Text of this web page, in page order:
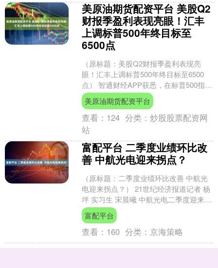
美原油期货配资平台 美股Q2
财报季盈利表现亮眼！汇丰
上调标普500年终目标至
6500点
（原标题：美股Q2财报季盈利表现亮
眼！汇丰上调标普500年终目标至6500
点） 智通财经APP获悉，在标普500指数
交出了强劲的第二季度盈利表现后，汇
丰将该行对....
美原油期货配资平台
查看： 124 分类：炒股股票配资网
站
富配平台 二季度业绩环比改
善 中航光电迎来拐点？
（原标题：二季度业绩环比改善 中航光
电迎来拐点？） 21世纪经济报道记者 杨
坪 实习生 宋晨曦 中航光电二季度迎来业
绩反转。 近日，国内特种防务连接器龙
头中航光....
富配平台
查看： 160 分类： 京海策略